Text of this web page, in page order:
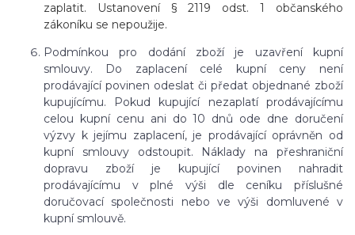
zaplatit. Ustanovení § 2119 odst. 1 občanského
zákoníku se nepoužije.
Podmínkou pro dodání zboží je uzavření kupní
smlouvy. Do zaplacení celé kupní ceny není
prodávající povinen odeslat či předat objednané zboží
kupujícímu. Pokud kupující nezaplatí prodávajícímu
celou kupní cenu ani do 10 dnů ode dne doručení
výzvy k jejímu zaplacení, je prodávající oprávněn od
kupní smlouvy odstoupit. Náklady na přeshraniční
dopravu zboží je kupující povinen nahradit
prodávajícímu v plné výši dle ceníku příslušné
doručovací společnosti nebo ve výši domluvené v
kupní smlouvě.